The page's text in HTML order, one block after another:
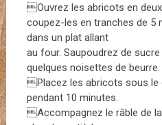
Ouvrez les abricots en
coupez-les en tranches de 5
dans un plat allant
au four. Saupoudrez de
quelques noisettes de beurre.
Placez les abricots sous le
pendant 10 minutes.
Accompagnez le râble de